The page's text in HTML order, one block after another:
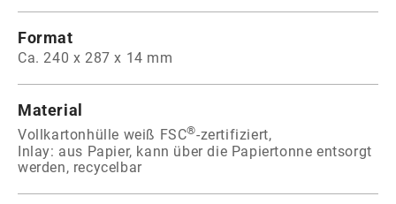
Format
Ca. 240 x 287 x 14 mm
Material
Vollkartonhülle weiß FSC®-zertifiziert,
Inlay: aus Papier, kann über die Papiertonne entsorgt
werden, recycelbar